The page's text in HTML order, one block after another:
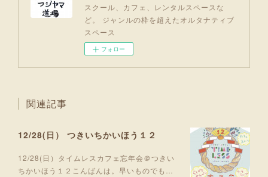
スクール、カフェ、レンタルスペースな
ど。 ジャンルの枠を超えたオルタナティブ
スペース
フォロー
関連記事
12/28(日） つきいちかいほう１２
12/28(日）タイムレスカフェ忘年会＠つきい
ちかいほう１２こんばんは。早いものでも…